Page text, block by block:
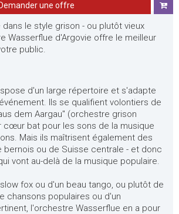
Demander une offre
le style grison - ou plutôt vieux
Wasserflue d'Argovie offre le meilleur
public.
d'un large répertoire et s'adapte
Ils se qualifient volontiers de
dem Aargau" (orchestre grison
cœur bat pour les sons de la musique
Mais ils maîtrisent également des
bernois ou de Suisse centrale - et donc
vont au-delà de la musique populaire.
fox ou d'un beau tango, ou plutôt de
chansons populaires ou d'un
l'orchestre Wasserflue en a pour